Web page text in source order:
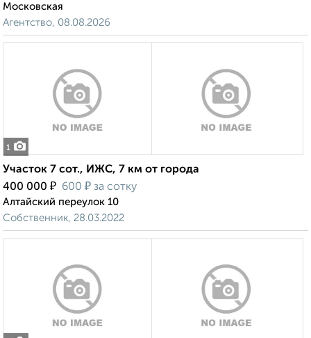
Московская
Агентство, 08.08.2026
1
Участок 7 сот., ИЖС, 7 км от города
400 000 ₽ 600 ₽ за сотку
Алтайский переулок 10
Собственник, 28.03.2022